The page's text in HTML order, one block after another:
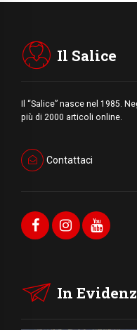
Il Salice
Il “Salice” nasce nel 1985.
più di 2000 articoli online.
Contattaci
In